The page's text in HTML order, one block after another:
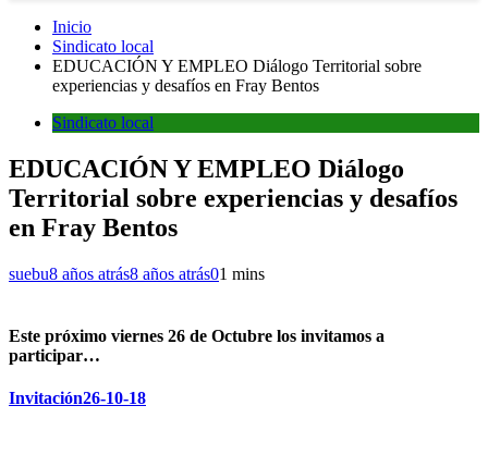
Inicio
Sindicato local
EDUCACIÓN Y EMPLEO Diálogo Territorial sobre
experiencias y desafíos en Fray Bentos
Sindicato local
EDUCACIÓN Y EMPLEO Diálogo
Territorial sobre experiencias y desafíos
en Fray Bentos
suebu8 años atrás8 años atrás01 mins
Este próximo viernes 26 de Octubre los invitamos a
participar…
Invitación26-10-18